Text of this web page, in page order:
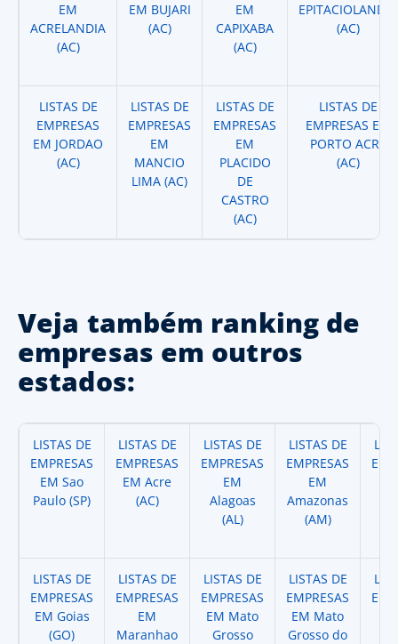
EM
ACRELANDIA
(AC)
EM BUJARI
(AC)
EM
CAPIXABA
(AC)
EPITACIOLANDIA
(AC)
LISTAS DE
EMPRESAS
EM JORDAO
(AC)
LISTAS DE
EMPRESAS
EM
MANCIO
LIMA (AC)
LISTAS DE
EMPRESAS
EM
PLACIDO
DE
CASTRO
(AC)
LISTAS DE
EMPRESAS EM
PORTO ACRE
(AC)
Veja também ranking de
empresas em outros
estados:
LISTAS DE
EMPRESAS
EM Sao
Paulo (SP)
LISTAS DE
EMPRESAS
EM Acre
(AC)
LISTAS DE
EMPRESAS
EM
Alagoas
(AL)
LISTAS DE
EMPRESAS
EM
Amazonas
(AM)
LISTAS DE
EMPRESAS
EM Goias
(GO)
LISTAS DE
EMPRESAS
EM
Maranhao
LISTAS DE
EMPRESAS
EM Mato
Grosso
LISTAS DE
EMPRESAS
EM Mato
Grosso do